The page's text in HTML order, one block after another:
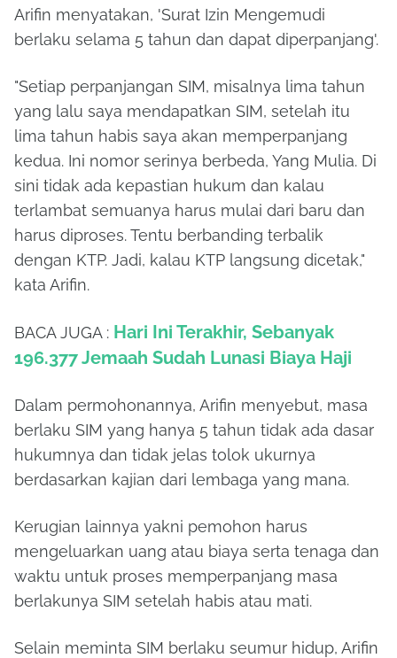
Arifin menyatakan, 'Surat Izin Mengemudi
berlaku selama 5 tahun dan dapat diperpanjang'.
"Setiap perpanjangan SIM, misalnya lima tahun
yang lalu saya mendapatkan SIM, setelah itu
lima tahun habis saya akan memperpanjang
kedua. Ini nomor serinya berbeda, Yang Mulia. Di
sini tidak ada kepastian hukum dan kalau
terlambat semuanya harus mulai dari baru dan
harus diproses. Tentu berbanding terbalik
dengan KTP. Jadi, kalau KTP langsung dicetak,"
kata Arifin.
BACA JUGA : Hari Ini Terakhir, Sebanyak
196.377 Jemaah Sudah Lunasi Biaya Haji
Dalam permohonannya, Arifin menyebut, masa
berlaku SIM yang hanya 5 tahun tidak ada dasar
hukumnya dan tidak jelas tolok ukurnya
berdasarkan kajian dari lembaga yang mana.
Kerugian lainnya yakni pemohon harus
mengeluarkan uang atau biaya serta tenaga dan
waktu untuk proses memperpanjang masa
berlakunya SIM setelah habis atau mati.
Selain meminta SIM berlaku seumur hidup, Arifin